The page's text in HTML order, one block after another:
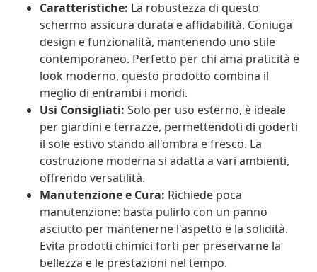
Caratteristiche: La robustezza di questo
schermo assicura durata e affidabilità. Coniuga
design e funzionalità, mantenendo uno stile
contemporaneo. Perfetto per chi ama praticità e
look moderno, questo prodotto combina il
meglio di entrambi i mondi.
Usi Consigliati: Solo per uso esterno, è ideale
per giardini e terrazze, permettendoti di goderti
il sole estivo stando all'ombra e fresco. La
costruzione moderna si adatta a vari ambienti,
offrendo versatilità.
Manutenzione e Cura: Richiede poca
manutenzione: basta pulirlo con un panno
asciutto per mantenerne l'aspetto e la solidità.
Evita prodotti chimici forti per preservarne la
bellezza e le prestazioni nel tempo.